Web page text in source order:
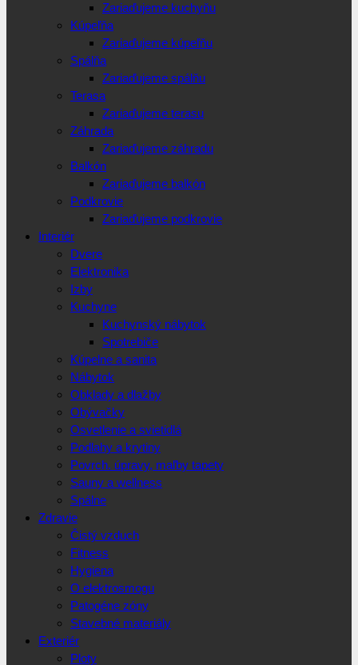
Zariaďujeme kuchyňu
Kúpeľňa
Zariaďujeme kúpeľňu
Spálňa
Zariaďujeme spálňu
Terasa
Zariaďujeme terasu
Záhrada
Zariaďujeme záhradu
Balkón
Zariaďujeme balkón
Podkrovie
Zariaďujeme podkrovie
Interiér
Dvere
Elektronika
Izby
Kuchyne
Kuchynský nábytok
Spotrebiče
Kúpelne a sanita
Nábytok
Obklady a dlažby
Obývačky
Osvetlenie a svietidlá
Podlahy a krytiny
Povrch. úpravy, maľby tapety
Sauny a wellness
Spálne
Zdravie
Čistý vzduch
Fitness
Hygiena
O elektrosmogu
Patogéne zóny
Stavebné materiály
Exteriér
Ploty